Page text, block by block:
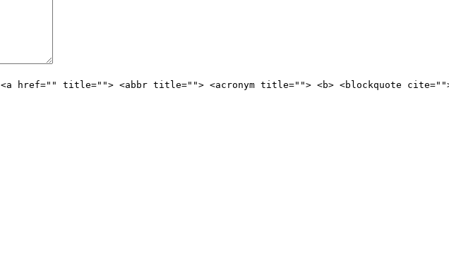
<a href="" title=""> <abbr title=""> <acronym title=""> <b> <blockquote